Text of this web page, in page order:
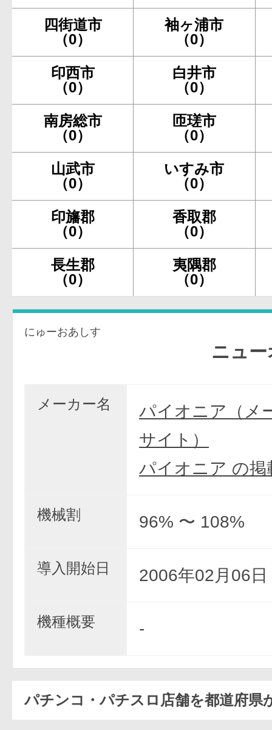
四街道市
（0）
袖ヶ浦市
（0）
印西市
（0）
白井市
（0）
南房総市
（0）
匝瑳市
（0）
山武市
（0）
いすみ市
（0）
印旛郡
（0）
香取郡
（0）
長生郡
（0）
夷隅郡
（0）
にゅーおあしす
ニューオ
メーカー名
パイオニア（メ
サイト）
パイオニア の掲
機械割 96% 〜 108%
導入開始日 2006年02月06日
機種概要 -
パチンコ・パチスロ店舗を都道府県